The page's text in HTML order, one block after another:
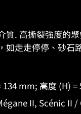
質. 高撕裂強度的
如走走停停、砂石
mm; 高度 (H) =
II, Scénic II